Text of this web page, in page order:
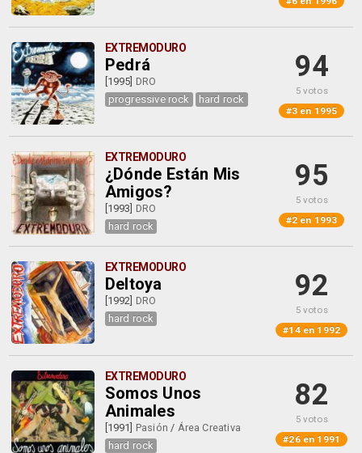
EXTREMODURO
Pedrá
[1995] DRO
progressive rock
hard rock
94
5 votos
#3 en 1995
EXTREMODURO
¿Dónde Están Mis
Amigos?
[1993] DRO
hard rock
95
5 votos
#2 en 1993
EXTREMODURO
Deltoya
[1992] DRO
hard rock
92
5 votos
#14 en 1992
EXTREMODURO
Somos Unos
Animales
[1991] Pasión / Área Creativa
hard rock
82
5 votos
#26 en 1991